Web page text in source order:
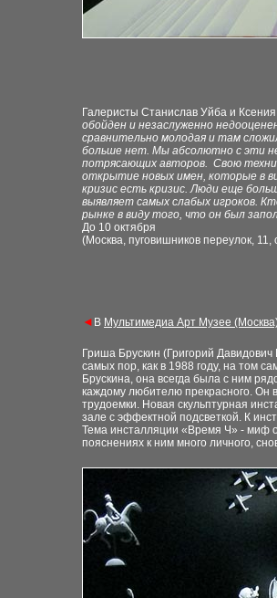
Галеристы Станислав Уйба и
обойден и незаслуженно
сравнительно молодая и там
больше нет. Мы абсолютно с эти
потрясающих авторов. Свою
открытие новых имен, которые в
кризис есть кризис. Люди еще
выявляет самых слабых игроков.
рынке в виду того, что он был
До 10 октября
(Москва, пуговишников переулок, 11,
◄ В Мультимедиа Арт Музее
Гриша Брускин (Григорий
самых пор, как в 1988 году, на том
Брускина, она всегда была с ним
каждому любителю прекрасного. Он
трудоемки. Новая скульптурная
зале с эффектной подсветкой. К
Тема инсталляции «Время Ч» - миф о
пояснениях к ним много личного,